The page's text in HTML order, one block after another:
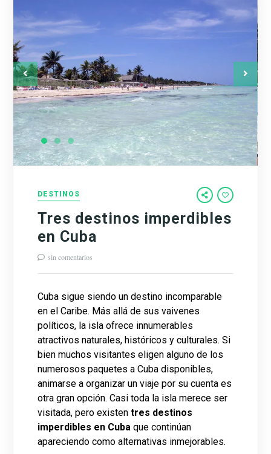
DESTINOS
Tres destinos imperdibles
en Cuba
sin comentarios
Cuba sigue siendo un destino incomparable
en el Caribe. Más allá de sus vaivenes
políticos, la isla ofrece innumerables
atractivos naturales, históricos y culturales. Si
bien muchos visitantes eligen alguno de los
numerosos paquetes a Cuba disponibles,
animarse a organizar un viaje por su cuenta es
otra gran opción. Casi toda la isla merece ser
visitada, pero existentres destinos
imperdibles en Cuba que continúan
apareciendo como alternativas inmejorables.